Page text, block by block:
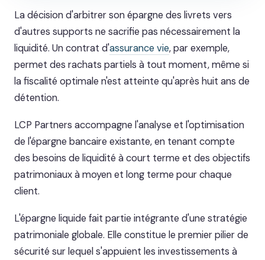
La décision d'arbitrer son épargne des livrets vers
d'autres supports ne sacrifie pas nécessairement la
liquidité. Un contrat d'assurance vie, par exemple,
permet des rachats partiels à tout moment, même si
la fiscalité optimale n'est atteinte qu'après huit ans de
détention.
LCP Partners accompagne l'analyse et l'optimisation
de l'épargne bancaire existante, en tenant compte
des besoins de liquidité à court terme et des objectifs
patrimoniaux à moyen et long terme pour chaque
client.
L'épargne liquide fait partie intégrante d'une stratégie
patrimoniale globale. Elle constitue le premier pilier de
sécurité sur lequel s'appuient les investissements à